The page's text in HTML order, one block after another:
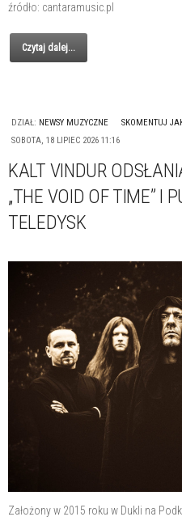
źródło: cantaramusic.pl
Czytaj dalej...
DZIAŁ: NEWSY MUZYCZNE
SKOMENTUJ
SOBOTA, 18 LIPIEC 2026 11:16
KALT VINDUR
„THE VOID OF TIME” I
TELEDYSK
Założony w 2015 roku w Dukli na